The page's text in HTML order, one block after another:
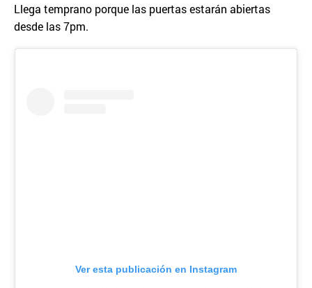
Llega temprano porque las puertas estarán abiertas
desde las 7pm.
Ver esta publicación en Instagram